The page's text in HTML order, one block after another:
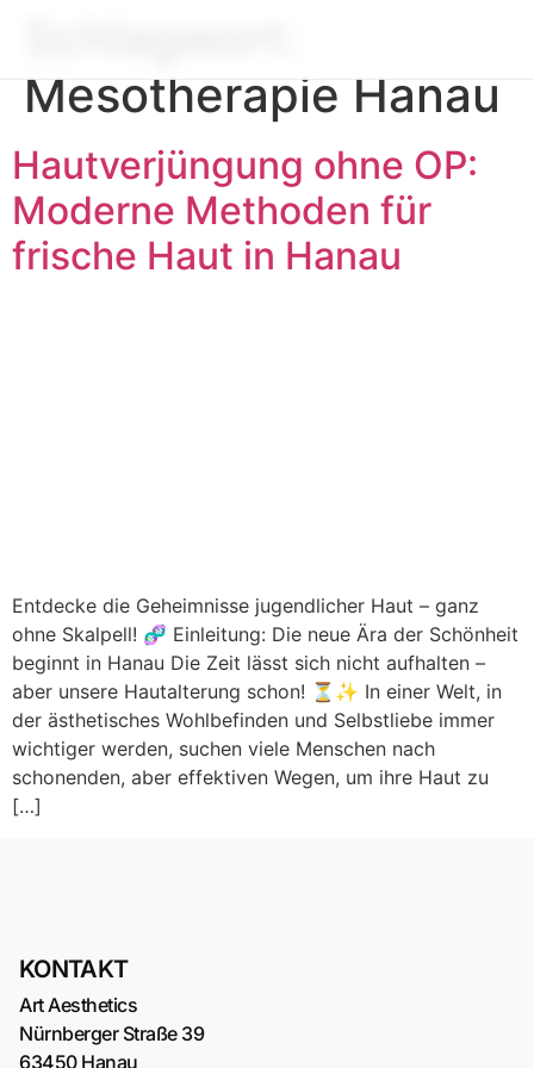
Mesotherapie Hanau
Hautverjüngung ohne OP:
Moderne Methoden für
frische Haut in Hanau
Entdecke die Geheimnisse jugendlicher Haut – ganz
ohne Skalpell! 🧬 Einleitung: Die neue Ära der Schönheit
beginnt in Hanau Die Zeit lässt sich nicht aufhalten –
aber unsere Hautalterung schon! ⏳✨ In einer Welt, in
der ästhetisches Wohlbefinden und Selbstliebe immer
wichtiger werden, suchen viele Menschen nach
schonenden, aber effektiven Wegen, um ihre Haut zu
[…]
KONTAKT
Art Aesthetics
Nürnberger Straße 39
63450 Hanau